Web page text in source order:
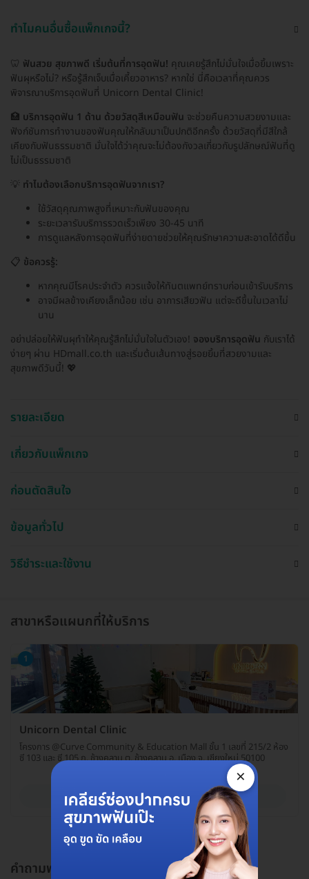
ทำไมคนอื่นซื้อแพ็กเกจนี้?
🦷 ฟันสวย สุขภาพดี เริ่มต้นที่การอุดฟัน! คุณเคยรู้สึกไม่มั่นใจเมื่อยิ้มเพราะ
ฟันผุหรือไม่? หรือรู้สึกเจ็บเมื่อเคี้ยวอาหาร? หากใช่ นี่คือเวลาที่คุณควร
พิจารณาบริการอุดฟันที่ Unicorn Dental Clinic!
🏥 บริการอุดฟัน 1 ด้าน ด้วยวัสดุสีเหมือนฟัน จะช่วยคืนความสวยงามและ
ฟังก์ชันการทำงานของฟันคุณให้กลับมาเป็นปกติอีกครั้ง ด้วยวัสดุที่มีสีใกล้
เคียงกับฟันธรรมชาติ มั่นใจได้ว่าคุณจะไม่ต้องกังวลเกี่ยวกับรูปลักษณ์ฟันที่ดู
ไม่เป็นธรรมชาติ
💡 ทำไมต้องเลือกบริการอุดฟันจากเรา?
ใช้วัสดุคุณภาพสูงที่เหมาะกับฟันของคุณ
ระยะเวลารับบริการรวดเร็วเพียง 30-45 นาที
การดูแลหลังการอุดฟันที่ง่ายดายช่วยให้คุณรักษาความสะอาดได้ดีขึ้น
📋 ข้อควรรู้:
หากคุณมีโรคประจำตัว ควรแจ้งให้ทันตแพทย์ทราบก่อนเข้ารับบริการ
อาจมีผลข้างเคียงเล็กน้อย เช่น อาการเสียวฟัน แต่จะดีขึ้นในเวลาไม่
นาน
อย่าปล่อยให้ฟันผุทำให้คุณรู้สึกไม่มั่นใจในตัวเอง! จองบริการอุดฟัน กับเราได้
ง่ายๆ ผ่าน HDmall.co.th และเริ่มต้นเส้นทางสู่รอยยิ้มที่สวยงามและ
สุขภาพดีวันนี้! 💖
รายละเอียด
เกี่ยวกับแพ็กเกจ
ก่อนตัดสินใจ
ข้อมูลทั่วไป
วิธีชำระและใช้งาน
สาขาหรือแผนกที่ให้บริการ
1
Unicorn Dental Clinic
โครงการ @Curve Community & Education Mall ชั้น 1 เลขที่ 215/2 ห้อง
ซี 103 และ ซี 105 ถ. ช้างคลาน ต. ช้างคลาน อ. เมือง จ. เชียงใหม่ 50100
ดูรายละเอียด
คำถามพบบ่อย
×